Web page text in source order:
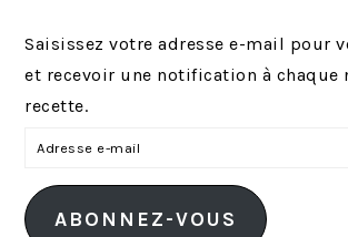
Saisissez votre adresse e-mail pour
et recevoir une notification à chaque
recette.
r
ABONNEZ-VOUS